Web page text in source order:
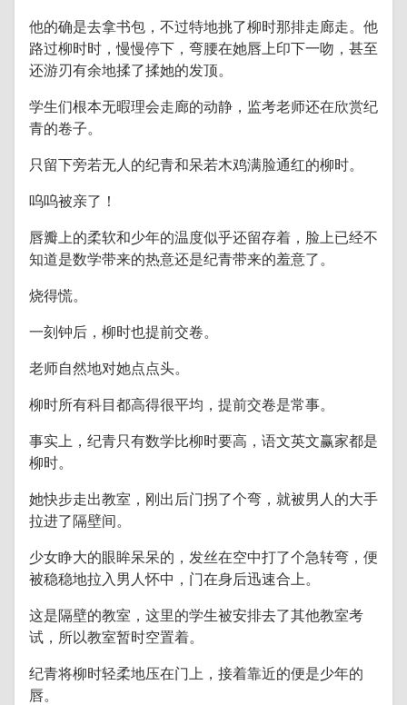
他的确是去拿书包，不过特地挑了柳时那排走廊走。他
路过柳时时，慢慢停下，弯腰在她唇上印下一吻，甚至
还游刃有余地揉了揉她的发顶。
学生们根本无暇理会走廊的动静，监考老师还在欣赏纪
青的卷子。
只留下旁若无人的纪青和呆若木鸡满脸通红的柳时。
呜呜被亲了！
唇瓣上的柔软和少年的温度似乎还留存着，脸上已经不
知道是数学带来的热意还是纪青带来的羞意了。
烧得慌。
一刻钟后，柳时也提前交卷。
老师自然地对她点点头。
柳时所有科目都高得很平均，提前交卷是常事。
事实上，纪青只有数学比柳时要高，语文英文赢家都是
柳时。
她快步走出教室，刚出后门拐了个弯，就被男人的大手
拉进了隔壁间。
少女睁大的眼眸呆呆的，发丝在空中打了个急转弯，便
被稳稳地拉入男人怀中，门在身后迅速合上。
这是隔壁的教室，这里的学生被安排去了其他教室考
试，所以教室暂时空置着。
纪青将柳时轻柔地压在门上，接着靠近的便是少年的
唇。